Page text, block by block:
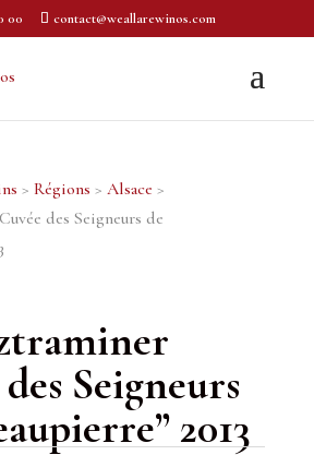
00 contact@weallarewinos.com
> Régions > Alsace >
des Seigneurs de
Seigneurs
2013